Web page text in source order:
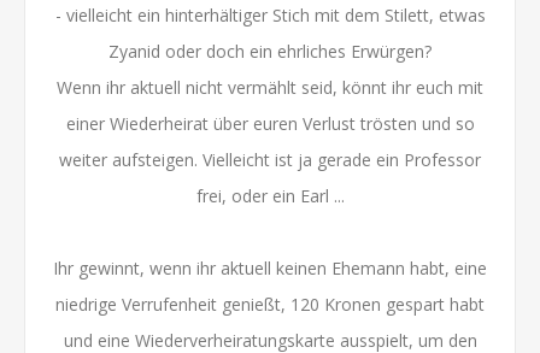
- vielleicht ein hinterhältiger Stich mit dem Stilett, etwas
Zyanid oder doch ein ehrliches Erwürgen?
Wenn ihr aktuell nicht vermählt seid, könnt ihr euch mit
einer Wiederheirat über euren Verlust trösten und so
weiter aufsteigen. Vielleicht ist ja gerade ein Professor
frei, oder ein Earl ...
Ihr gewinnt, wenn ihr aktuell keinen Ehemann habt, eine
niedrige Verrufenheit genießt, 120 Kronen gespart habt
und eine Wiederverheiratungskarte ausspielt, um den